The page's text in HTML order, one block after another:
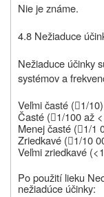
Nie je známe.
4.8 Nežiaduce
Nežiaduce účinky
systémov a
Veľmi časté (1/10)
Časté (1/100 až
Menej časté (1/1
Zriedkavé (1/10
Veľmi zriedkavé
Po použití lieku
nežiadúce účinky: